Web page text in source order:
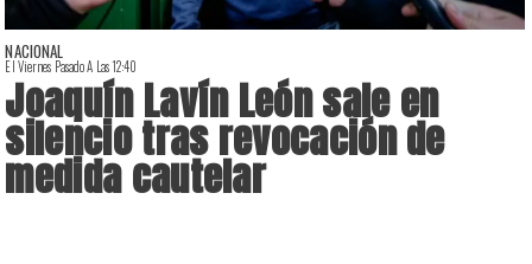
NACIONAL
El Viernes Pasado A Las 12:40
Joaquín Lavín León sale en
silencio tras revocación de
medida cautelar